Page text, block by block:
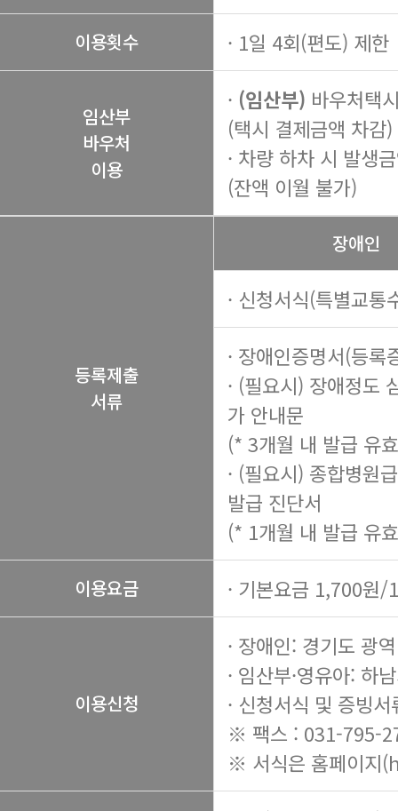
이용횟수 · 1일 4회(편도) 제한
임산부
바우처
이용
· (임산부) 바우처택
(택시 결제금액 차감)
· 차량 하차 시 발생
(잔액 이월 불가)
등록제출
서류
장애인
· 신청서식(특별교
· 장애인증명서(등록
· (필요시) 장애정도
가 안내문
(* 3개월 내 발급 유
· (필요시) 종합병원
발급 진단서
(* 1개월 내 발급 유
이용요금 · 기본요금 1,700원
이용신청
· 장애인: 경기도 광
· 임산부·영유아:
· 신청서식 및 증빙
※ 팩스 : 031-795-
※ 서식은 홈페이지(